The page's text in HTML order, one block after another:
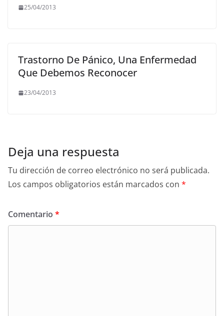
25/04/2013
Trastorno De Pánico, Una Enfermedad
Que Debemos Reconocer
23/04/2013
Deja una respuesta
Tu dirección de correo electrónico no será publicada.
Los campos obligatorios están marcados con *
Comentario *